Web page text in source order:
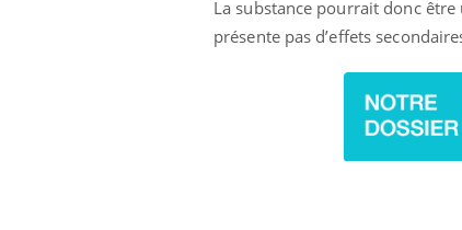
La substance pourrait donc
présente pas d’effets
Insuline & Charge mentale : et si on
En 2026, l'insuline dans le diabète de type 2